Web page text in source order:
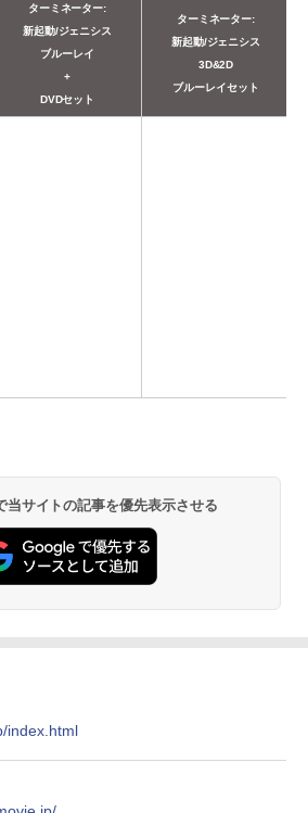
ターミネーター:
新起動/ジェニシス
ブルーレイ
+
DVDセット
ターミネーター:
新起動/ジェニシス
3D&2D
ブルーレイセット
サイトの記事を優先表示させる
index.html